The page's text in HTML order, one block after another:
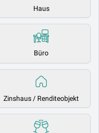
Haus
Büro
Zinshaus / Renditeobjekt